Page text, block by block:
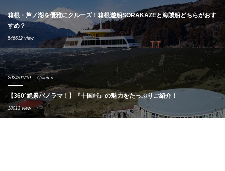
箱根・芦ノ湖を優雅にクルーズ！箱根遊船SORAKAZEと海賊船どちらがおす
すめ？
546612 view
2024/01/10 Column
【360°絶景パノラマ！】『十国峠』の魅力をたっぷりご紹介！
18013 view